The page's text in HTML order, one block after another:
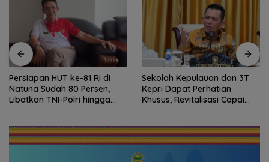
Persiapan HUT ke-81 RI di
Natuna Sudah 80 Persen,
Libatkan TNI-Polri hingga
Sekolah Kepulauan dan 3T
Kepri Dapat Perhatian
Khusus, Revitalisasi Capai